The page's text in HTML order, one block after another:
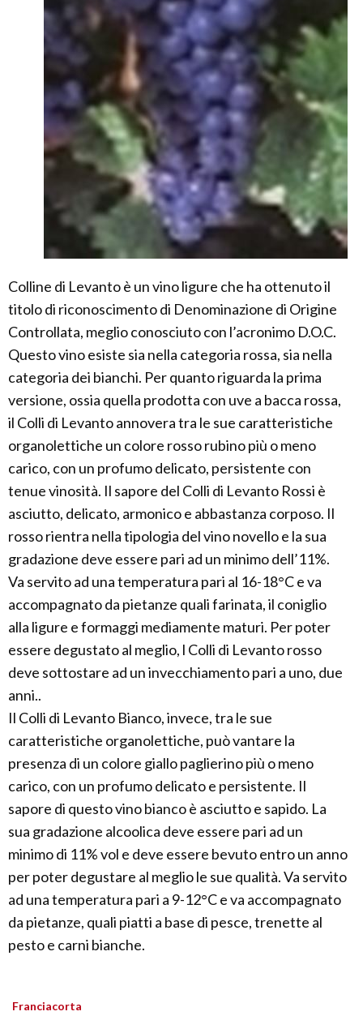
Colline di Levanto è un vino ligure che ha ottenuto il
titolo di riconoscimento di Denominazione di Origine
Controllata, meglio conosciuto con l’acronimo D.O.C.
Questo vino esiste sia nella categoria rossa, sia nella
categoria dei bianchi. Per quanto riguarda la prima
versione, ossia quella prodotta con uve a bacca rossa,
il Colli di Levanto annovera tra le sue caratteristiche
organolettiche un colore rosso rubino più o meno
carico, con un profumo delicato, persistente con
tenue vinosità. Il sapore del Colli di Levanto Rossi è
asciutto, delicato, armonico e abbastanza corposo. Il
rosso rientra nella tipologia del vino novello e la sua
gradazione deve essere pari ad un minimo dell’11%.
Va servito ad una temperatura pari al 16-18°C e va
accompagnato da pietanze quali farinata, il coniglio
alla ligure e formaggi mediamente maturi. Per poter
essere degustato al meglio, l Colli di Levanto rosso
deve sottostare ad un invecchiamento pari a uno, due
anni..
Il Colli di Levanto Bianco, invece, tra le sue
caratteristiche organolettiche, può vantare la
presenza di un colore giallo paglierino più o meno
carico, con un profumo delicato e persistente. Il
sapore di questo vino bianco è asciutto e sapido. La
sua gradazione alcoolica deve essere pari ad un
minimo di 11% vol e deve essere bevuto entro un anno
per poter degustare al meglio le sue qualità. Va servito
ad una temperatura pari a 9-12°C e va accompagnato
da pietanze, quali piatti a base di pesce, trenette al
pesto e carni bianche.
Franciacorta